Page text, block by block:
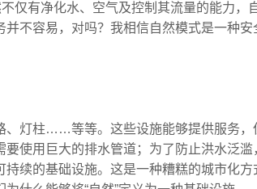
有净化水、空气及控制其流量的能力，
不容易，对吗？我相信自然模式是一种安
灯柱……等等。这些设施能够提供服务，
使用巨大的排水管道；为了防止洪水泛滥
续的基础设施。这是一种糟糕的城市化方